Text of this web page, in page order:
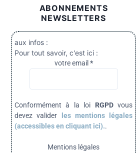
ABONNEMENTS
NEWSLETTERS
aux infos :
Pour tout savoir, c'est ici :
votre email *
Conformément à la loi RGPDvous
devez valider
les mentions légales
(accessibles en cliquant ici)..
Mentions légales